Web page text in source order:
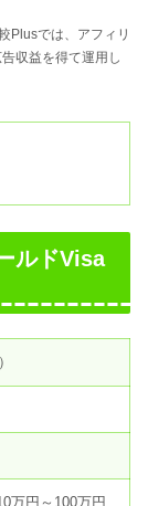
Plusでは、アフィリ
収益を得て運用し
ルドVisa
万円～100万円